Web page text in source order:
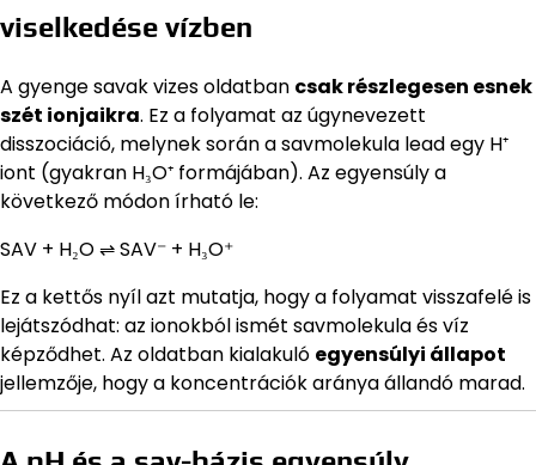
viselkedése vízben
A gyenge savak vizes oldatban csak részlegesen esnek
szét ionjaikra. Ez a folyamat az úgynevezett
disszociáció, melynek során a savmolekula lead egy H⁺
iont (gyakran H₃O⁺ formájában). Az egyensúly a
következő módon írható le:
SAV + H₂O ⇌ SAV⁻ + H₃O⁺
Ez a kettős nyíl azt mutatja, hogy a folyamat visszafelé is
lejátszódhat: az ionokból ismét savmolekula és víz
képződhet. Az oldatban kialakuló egyensúlyi állapot
jellemzője, hogy a koncentrációk aránya állandó marad.